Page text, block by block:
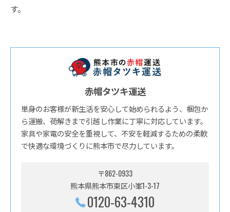
す。
赤帽タツキ運送
単身のお客様が新生活を安心して始められるよう、梱包か
ら運搬、荷解きまで引越し作業に丁寧に対応しています。
家具や家電の安全を重視して、不安を軽減するための柔軟
で快適な環境づくりに熊本市で尽力しています。
〒862-0933
熊本県熊本市東区小峯1-3-17
0120-63-4310